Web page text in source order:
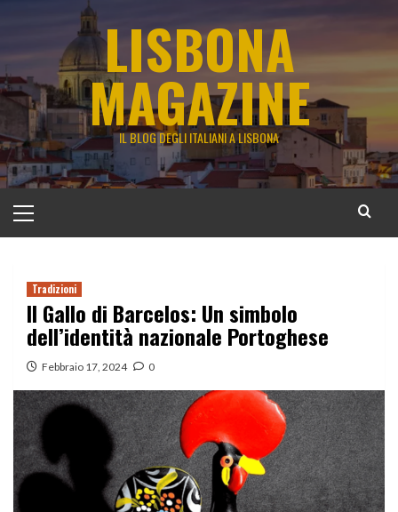
LISBONA
MAGAZINE
IL BLOG DEGLI ITALIANI A LISBONA
principale
Tradizioni
Il Gallo di Barcelos: Un simbolo
dell’identità nazionale Portoghese
Febbraio 17, 2024 0